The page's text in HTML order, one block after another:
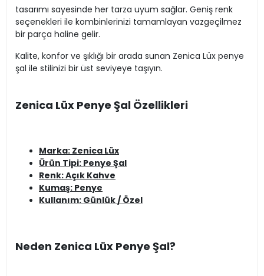
tasarımı sayesinde her tarza uyum sağlar. Geniş renk
seçenekleri ile kombinlerinizi tamamlayan vazgeçilmez
bir parça haline gelir.
Kalite, konfor ve şıklığı bir arada sunan Zenica Lüx penye
şal ile stilinizi bir üst seviyeye taşıyın.
Zenica Lüx Penye Şal Özellikleri
Marka: Zenica Lüx
Ürün Tipi: Penye Şal
Renk: Açık Kahve
Kumaş: Penye
Kullanım: Günlük / Özel
Neden Zenica Lüx Penye Şal?